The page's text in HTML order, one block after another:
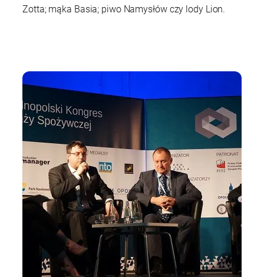
Zotta; mąka Basia; piwo Namysłów czy lody Lion.